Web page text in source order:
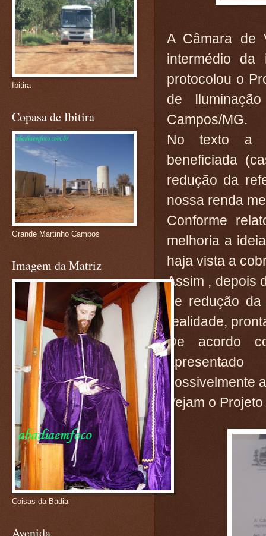
A Câmara de
intermédio da
protocolou o
de
Campos/MG.
No texto a
beneficiada
redução da
nossa renda
Conforme
melhoria a
haja vista a
Assim , depois
de redução
realidade,
De acordo
possivelmente
Vejam o
Ibitira
Copasa de Ibitira
Grande Martinho Campos
Imagem da Matriz
Coisas da Badia
Avenida